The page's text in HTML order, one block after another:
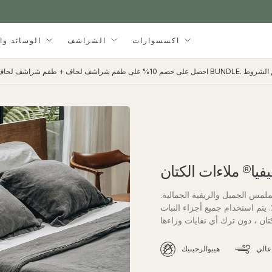
ملاءات الكتان
الجميل والريفية الجمالية.
من الكتان الأوروبي من مصادر أخلاقية ومنتج عضويا بنسبة 100٪. يتم استخدام جميع أجزاء النبات
هيبوالرجينيك